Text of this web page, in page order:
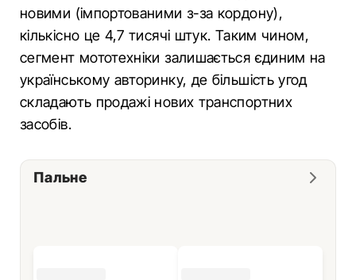
новими (імпортованими з-за кордону),
кількісно це 4,7 тисячі штук. Таким чином,
сегмент мототехніки залишається єдиним на
українському авторинку, де більшість угод
складають продажі нових транспортних
засобів.
Пальне